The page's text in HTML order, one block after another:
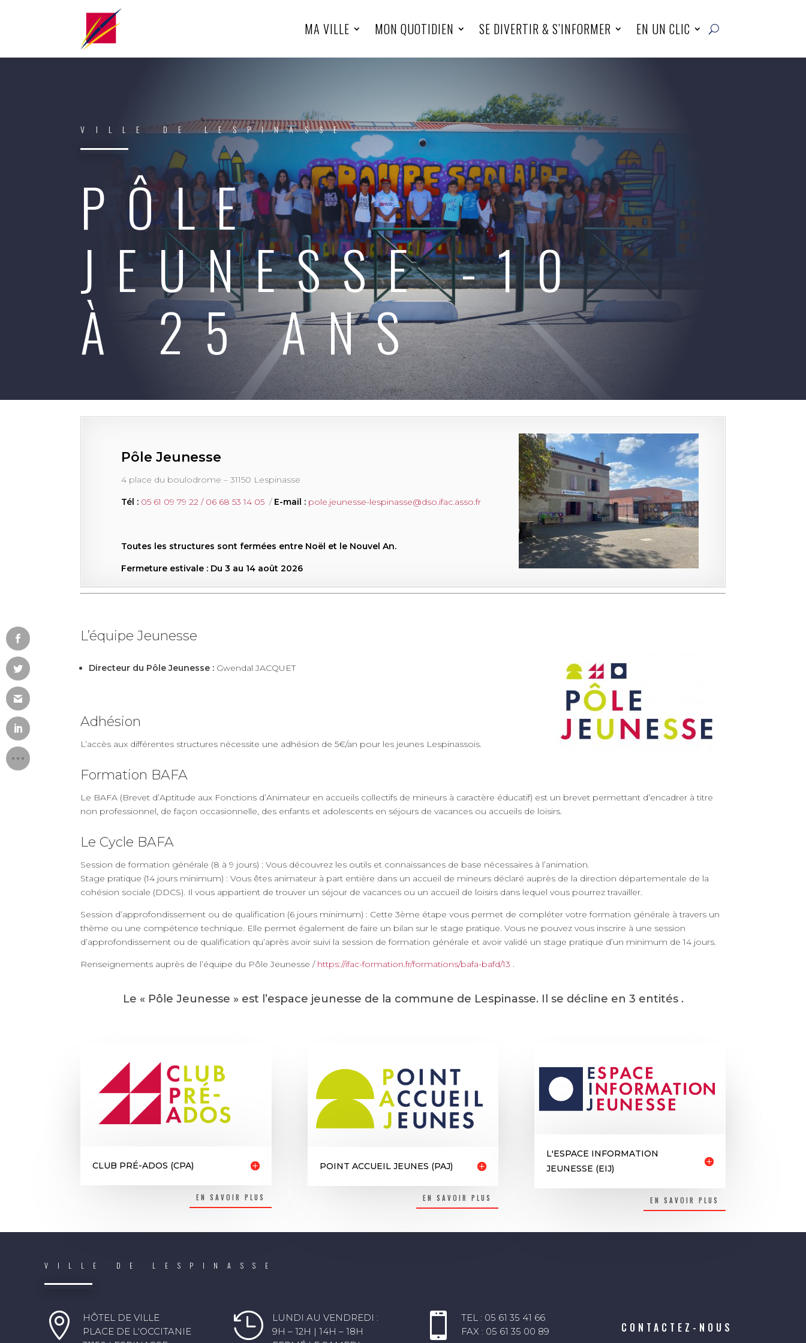
MA VILLE MON QUOTIDIEN SE DIVERTIR & S’INFORMER EN UN CLIC
VILLE DE LESPINASSE
PÔLE
JEUNESSE -10
À 25 ANS
Pôle Jeunesse
4 place du boulodrome – 31150 Lespinasse
Tél : 05 61 09 79 22 / 06 68 53 14 05 / E-mail : pole.jeunesse-lespinasse@dso.ifac.asso.fr
Toutes les structures sont fermées entre Noël et le Nouvel An.
Fermeture estivale : Du 3 au 14 août 2026
L’équipe Jeunesse
Directeur du Pôle Jeunesse : Gwendal JACQUET
Adhésion
L’accès aux différentes structures nécessite une adhésion de 5€/an pour les jeunes Lespinassois.
Formation BAFA
Le BAFA (Brevet d’Aptitude aux Fonctions d’Animateur en accueils collectifs de mineurs à caractère éducatif) est un brevet permettant d’encadrer à titre
non professionnel, de façon occasionnelle, des enfants et adolescents en séjours de vacances ou accueils de loisirs.
Le Cycle BAFA
Session de formation générale (8 à 9 jours) : Vous découvrez les outils et connaissances de base nécessaires à l’animation.
Stage pratique (14 jours minimum) : Vous êtes animateur à part entière dans un accueil de mineurs déclaré auprès de la direction départementale de la
cohésion sociale (DDCS). Il vous appartient de trouver un séjour de vacances ou un accueil de loisirs dans lequel vous pourrez travailler.
Session d’approfondissement ou de qualification (6 jours minimum) : Cette 3ème étape vous permet de compléter votre formation générale à travers un
thème ou une compétence technique. Elle permet également de faire un bilan sur le stage pratique. Vous ne pouvez vous inscrire à une session
d’approfondissement ou de qualification qu’après avoir suivi la session de formation générale et avoir validé un stage pratique d’un minimum de 14 jours.
Renseignements auprès de l’équipe du Pôle Jeunesse / https://ifac-formation.fr/formations/bafa-bafd/13 .
Le « Pôle Jeunesse » est l’espace jeunesse de la commune de Lespinasse. Il se décline en 3 entités .
CLUB PRÉ-ADOS (CPA)
EN SAVOIR PLUS
POINT ACCUEIL JEUNES (PAJ)
EN SAVOIR PLUS
L'ESPACE INFORMATION
JEUNESSE (EIJ)
EN SAVOIR PLUS
VILLE DE LESPINASSE

HÔTEL DE VILLE
PLACE DE L'OCCITANIE

LUNDI AU VENDREDI :
9H – 12H | 14H – 18H

TEL : 05 61 35 41 66
FAX : 05 61 35 00 89
CONTACTEZ-NOUS